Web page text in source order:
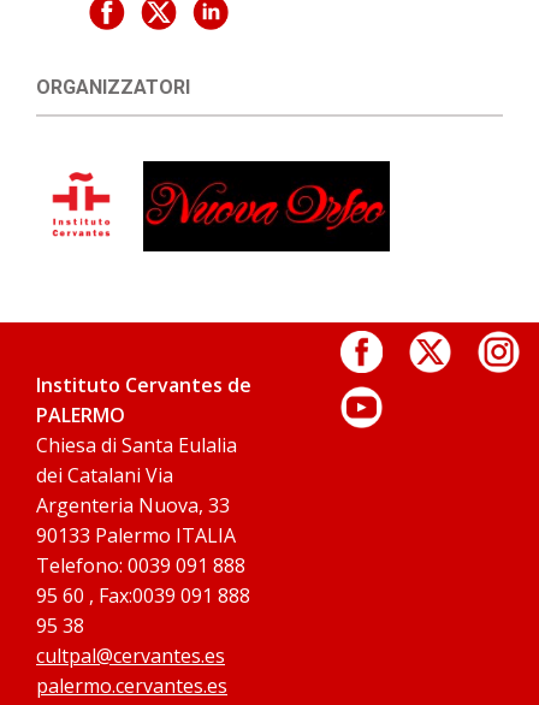
ORGANIZZATORI
Instituto Cervantes de
PALERMO
Chiesa di Santa Eulalia
dei Catalani Via
Argenteria Nuova, 33
90133 Palermo ITALIA
Telefono: 0039 091 888
95 60 , Fax:0039 091 888
95 38
cultpal@cervantes.es
palermo.cervantes.es